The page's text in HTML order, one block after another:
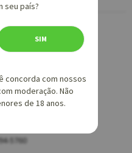
5760
seu país?
SIM
concorda com nossos
moderação. Não
de 18 anos.